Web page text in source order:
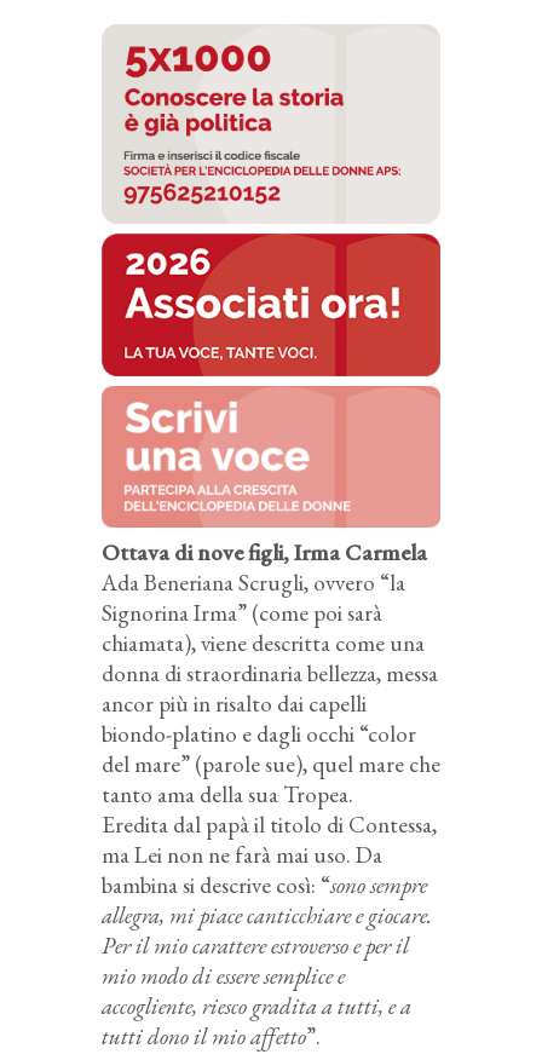
Ottava di nove figli, Irma Carmela
Ada Beneriana Scrugli, ovvero “la
Signorina Irma” (come poi sarà
chiamata), viene descritta come una
donna di straordinaria bellezza, messa
ancor più in risalto dai capelli
biondo-platino e dagli occhi “color
del mare” (parole sue), quel mare che
tanto ama della sua Tropea.
Eredita dal papà il titolo di Contessa,
ma Lei non ne farà mai uso. Da
bambina si descrive così: “sono sempre
allegra, mi piace canticchiare e giocare.
Per il mio carattere estroverso e per il
mio modo di essere semplice e
accogliente, riesco gradita a tutti, e a
tutti dono il mio affetto”.